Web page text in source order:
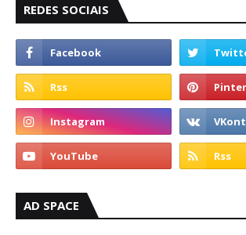
REDES SOCIAIS
AD SPACE